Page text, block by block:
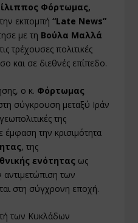
Φόρτωμας,
εκπομπή“Late News”
με τη Βούλα Μαλλά
τις τρέχουσες πολιτικές
και σε διεθνές επίπεδο.
ο κ. Φόρτωμας
σύγκρουση μεταξύ Ιράν
της
έμφαση την κρισιμότητα
, της
ενότητας ως
αντιμετώπιση των
στη σύγχρονη εποχή.
των Κυκλάδων